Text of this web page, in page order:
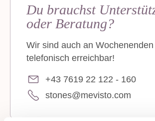
Du brauchst
oder Beratung?
Wir sind auch an
telefonisch erreichbar!
+43 7619 22 122 - 160
stones@mevisto.com